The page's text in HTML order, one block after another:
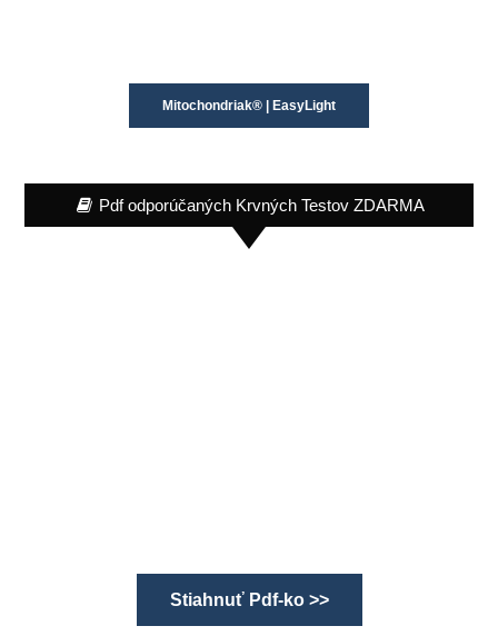
Mitochondriak® | EasyLight
Pdf odporúčaných Krvných Testov ZDARMA
Stiahnuť Pdf-ko >>